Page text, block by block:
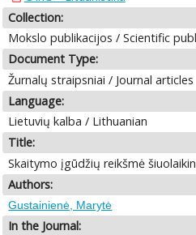
Collection:
Mokslo publikacijos / Scientific
Document Type:
Žurnalų straipsniai / Journal articles
Language:
Lietuvių kalba / Lithuanian
Title:
Skaitymo įgūdžių reikšmė
Authors:
Gustainienė, Marytė
In the Journal: